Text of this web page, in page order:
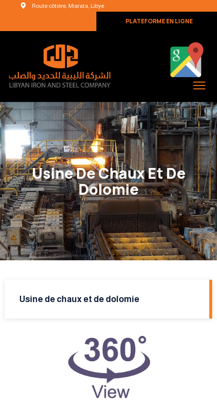
Route côtière, Misrata, Libye
PLATEFORME EN LIGNE
Usine De Chaux Et De
Dolomie
Usine de chaux et de dolomie